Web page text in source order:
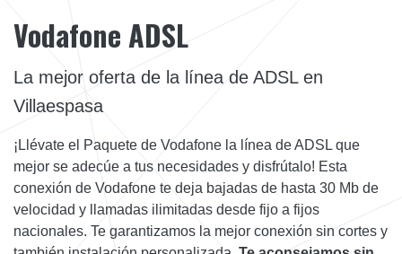
Vodafone ADSL
La mejor oferta de la línea de ADSL en
Villaespasa
¡Llévate el Paquete de Vodafone la línea de ADSL que
mejor se adecúe a tus necesidades y disfrútalo! Esta
conexión de Vodafone te deja bajadas de hasta 30 Mb de
velocidad y llamadas ilimitadas desde fijo a fijos
nacionales. Te garantizamos la mejor conexión sin cortes y